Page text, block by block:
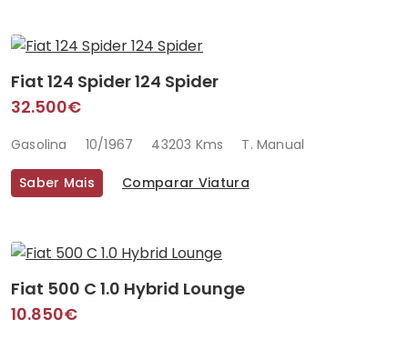
Fiat 124 Spider 124 Spider
32.500€
Gasolina 10/1967 43203 Kms T. Manual
Saber Mais Comparar Viatura
Fiat 500 C 1.0 Hybrid Lounge
10.850€